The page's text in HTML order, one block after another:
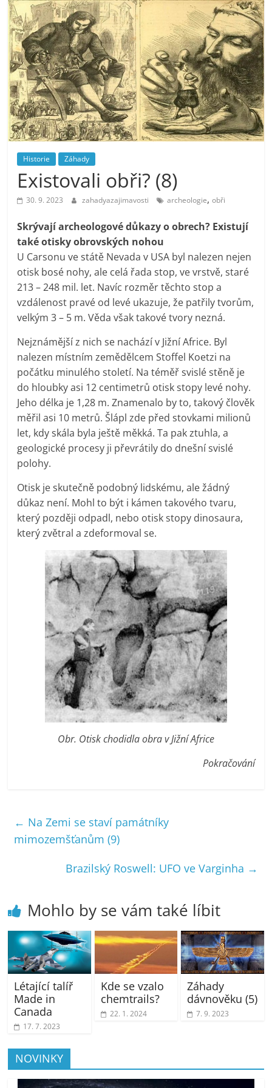
Historie Záhady
Existovali obři? (8)
30. 9. 2023 zahadyazajimavosti archeologie,obři
Skrývají archeologové důkazy o obrech? Existují
také otisky obrovských nohou
U Carsonu ve státě Nevada v USA byl nalezen nejen
otisk bosé nohy, ale celá řada stop, ve vrstvě, staré
213 – 248 mil. let. Navíc rozměr těchto stop a
vzdálenost pravé od levé ukazuje, že patřily tvorům,
velkým 3 – 5 m. Věda však takové tvory nezná.
Nejznámější z nich se nachází v Jižní Africe. Byl
nalezen místním zemědělcem Stoffel Koetzi na
počátku minulého století. Na téměř svislé stěně je
do hloubky asi 12 centimetrů otisk stopy levé nohy.
Jeho délka je 1,28 m. Znamenalo by to, takový člověk
měřil asi 10 metrů. Šlápl zde před stovkami milionů
let, kdy skála byla ještě měkká. Ta pak ztuhla, a
geologické procesy ji převrátily do dnešní svislé
polohy.
Otisk je skutečně podobný lidskému, ale žádný
důkaz není. Mohl to být i kámen takového tvaru,
který později odpadl, nebo otisk stopy dinosaura,
který zvětral a zdeformoval se.
Obr. Otisk chodidla obra v Jižní Africe
Pokračování
← Na Zemi se staví památníky
mimozemšťanům (9)
Brazilský Roswell: UFO ve Varginha →
Mohlo by se vám také líbit
Létající talíř
Made in
Canada
17. 7. 2023
Kde se vzalo
chemtrails?
22. 1. 2024
Záhady
dávnověku (5)
7. 9. 2023
NOVINKY